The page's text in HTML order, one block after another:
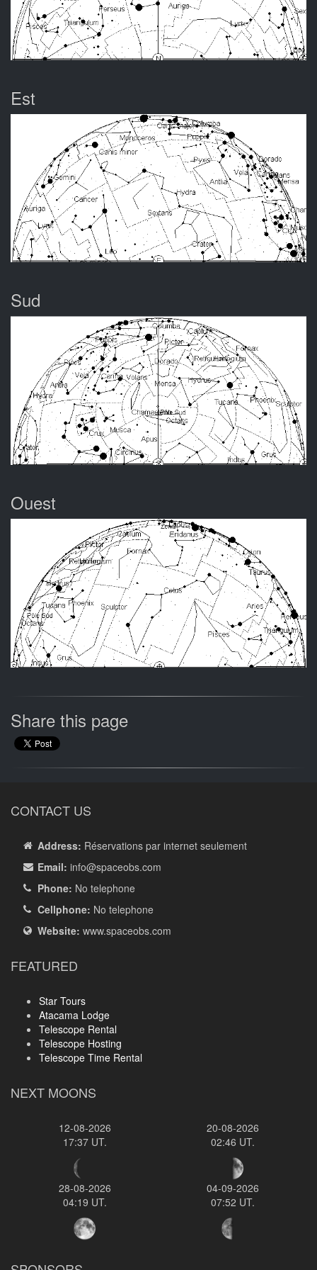
Est
Sud
Ouest
Share this page
CONTACT US
Address: Réservations par internet seulement
Email: info@spaceobs.com
Phone: No telephone
Cellphone: No telephone
Website: www.spaceobs.com
FEATURED
Star Tours
Atacama Lodge
Telescope Rental
Telescope Hosting
Telescope Time Rental
NEXT MOONS
12-08-2026
17:37 UT.
20-08-2026
02:46 UT.
28-08-2026
04:19 UT.
04-09-2026
07:52 UT.